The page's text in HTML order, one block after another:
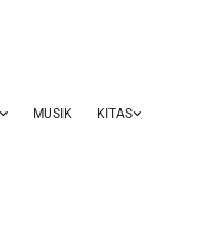
MUSIK KITAS